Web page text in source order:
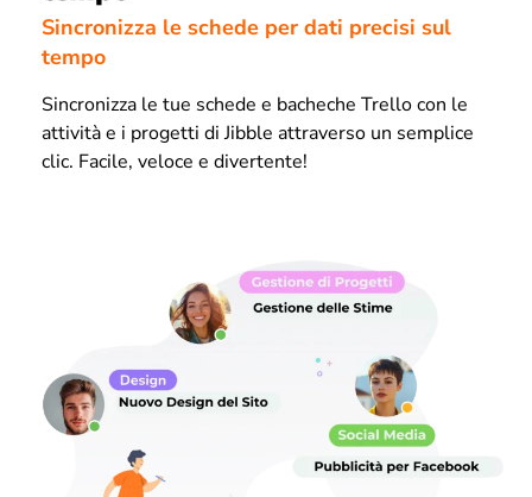
Sincronizza le schede per dati precisi sul
tempo
Sincronizza le tue schede e bacheche Trello con le
attività e i progetti di Jibble attraverso un semplice
clic. Facile, veloce e divertente!